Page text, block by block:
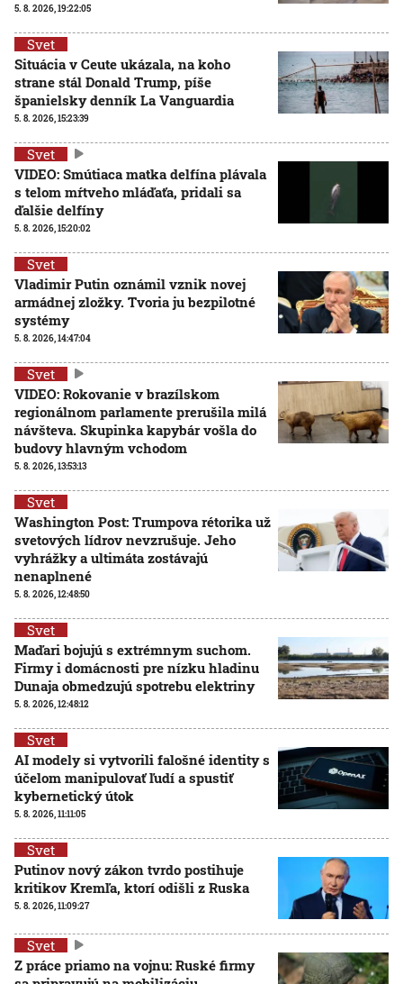
5. 8. 2026, 19:22:05
Svet
Situácia v Ceute ukázala, na koho
strane stál Donald Trump, píše
španielsky denník La Vanguardia
5. 8. 2026, 15:23:39
Svet
VIDEO: Smútiaca matka delfína plávala
s telom mŕtveho mláďaťa, pridali sa
ďalšie delfíny
5. 8. 2026, 15:20:02
Svet
Vladimir Putin oznámil vznik novej
armádnej zložky. Tvoria ju bezpilotné
systémy
5. 8. 2026, 14:47:04
Svet
VIDEO: Rokovanie v brazílskom
regionálnom parlamente prerušila milá
návšteva. Skupinka kapybár vošla do
budovy hlavným vchodom
5. 8. 2026, 13:53:13
Svet
Washington Post: Trumpova rétorika už
svetových lídrov nevzrušuje. Jeho
vyhrážky a ultimáta zostávajú
nenaplnené
5. 8. 2026, 12:48:50
Svet
Maďari bojujú s extrémnym suchom.
Firmy i domácnosti pre nízku hladinu
Dunaja obmedzujú spotrebu elektriny
5. 8. 2026, 12:48:12
Svet
AI modely si vytvorili falošné identity s
účelom manipulovať ľudí a spustiť
kybernetický útok
5. 8. 2026, 11:11:05
Svet
Putinov nový zákon tvrdo postihuje
kritikov Kremľa, ktorí odišli z Ruska
5. 8. 2026, 11:09:27
Svet
Z práce priamo na vojnu: Ruské firmy